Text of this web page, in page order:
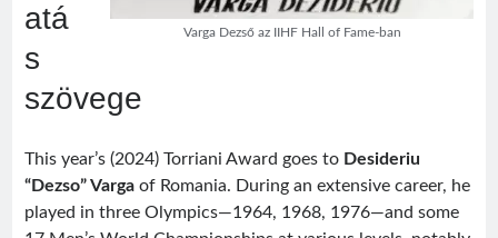
Varga Dezső az IIHF Hall of Fame-ban
atá
s
szövege
This year’s (2024) Torriani Award goes to Desideriu
“Dezso” Varga of Romania. During an extensive career, he
played in three Olympics—1964, 1968, 1976—and some